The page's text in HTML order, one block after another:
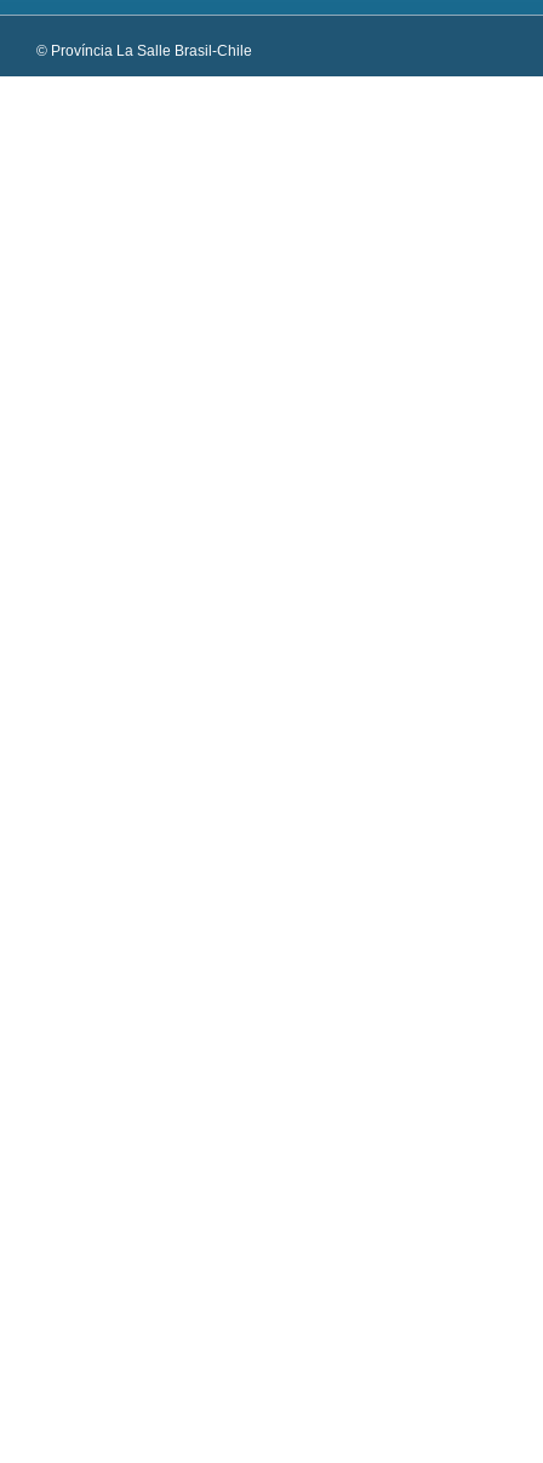
© Província La Salle Brasil-Chile